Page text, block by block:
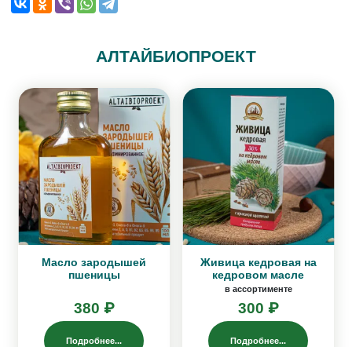
АЛТАЙБИОПРОЕКТ
Масло зародышей
пшеницы
380 ₽
Подробнее...
Живица кедровая на
кедровом масле
в ассортименте
300 ₽
Подробнее...